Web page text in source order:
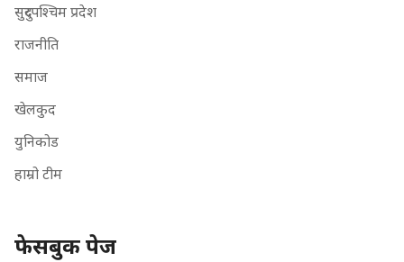
सुदुरपश्चिम प्रदेश
राजनीति
समाज
खेलकुद
युनिकोड
हाम्रो टीम
फेसबुक पेज